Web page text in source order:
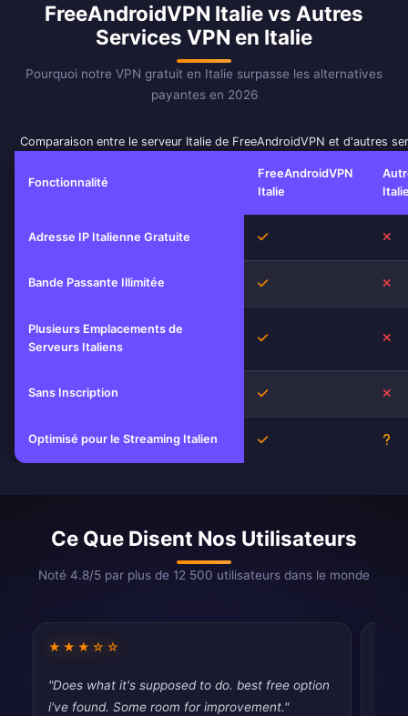
FreeAndroidVPN Italie vs Autres
Services VPN en Italie
Pourquoi notre VPN gratuit en Italie surpasse les alternatives
payantes en 2026
Comparaison entre le serveur Italie de FreeAndroidVPN et d'autres
Fonctionnalité
FreeAndroidVPN
Italie
Adresse IP Italienne Gratuite Oui
Bande Passante Illimitée Oui
Plusieurs Emplacements de
Serveurs Italiens
Oui
Sans Inscription Oui
Optimisé pour le Streaming Italien Oui
Ce Que Disent Nos Utilisateurs
Noté 4.8/5 par plus de 12 500 utilisateurs dans le monde
★★★☆☆
"Does what it's supposed to do. best free option
i've found. Some room for improvement."